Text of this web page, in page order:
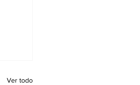
Ver todo